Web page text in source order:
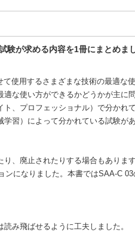
験が求める内容を1冊にまとめま
使用するさまざまな技術の最適な
な使い方ができるかどうかが主に
、プロフェッショナル）で分かれ
習）によって分かれている試験が
、廃止されたりする場合もありま
ンになりました。本書ではSAA-C
み飛ばせるように工夫しました。